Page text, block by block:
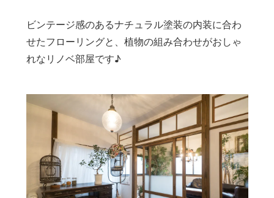
ビンテージ感のあるナチュラル塗装の内装に合わ
せたフローリングと、植物の組み合わせがおしゃ
れなリノベ部屋です♪